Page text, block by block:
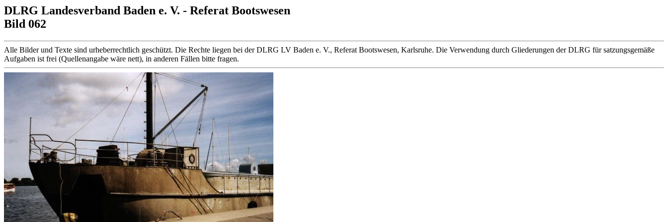
DLRG Landesverband Baden e. V. - Referat Bootswesen
Bild 062
Alle Bilder und Texte sind urheberrechtlich geschützt. Die Rechte liegen bei der DLRG LV Baden e. V., Referat Bootswesen, Karlsruhe. Die Verwendung durch Gliederungen der DLRG für satzungsgemäße
Aufgaben ist frei (Quellenangabe wäre nett), in anderen Fällen bitte fragen.